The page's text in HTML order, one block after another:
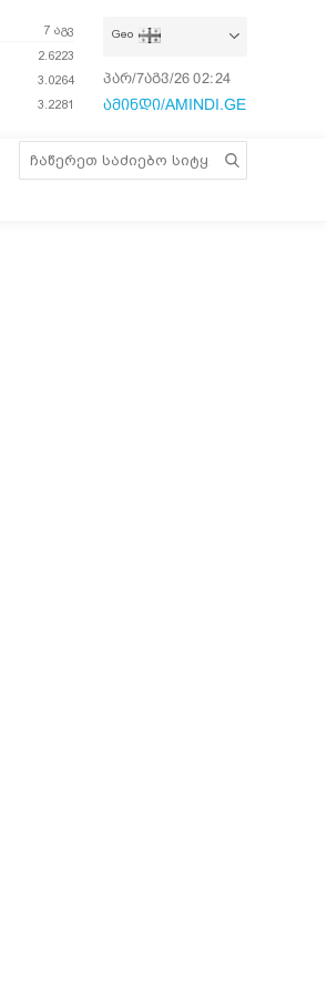
7 აგვ
2.6223
3.0264
3.2281
Geo
პარ/7აგვ/26 02:24:37
ამინდი/AMINDI.GE